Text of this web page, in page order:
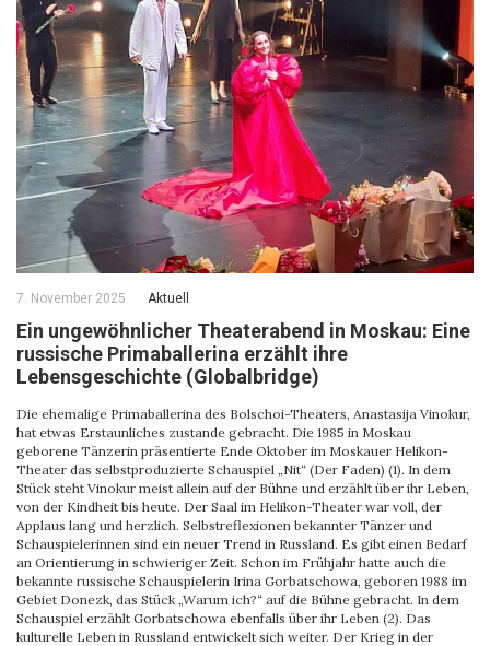
7. November 2025 Aktuell
Ein ungewöhnlicher Theaterabend in Moskau: Eine
russische Primaballerina erzählt ihre
Lebensgeschichte (Globalbridge)
Die ehemalige Primaballerina des Bolschoi-Theaters, Anastasija Vinokur,
hat etwas Erstaunliches zustande gebracht. Die 1985 in Moskau
geborene Tänzerin präsentierte Ende Oktober im Moskauer Helikon-
Theater das selbstproduzierte Schauspiel „Nit“ (Der Faden) (1). In dem
Stück steht Vinokur meist allein auf der Bühne und erzählt über ihr Leben,
von der Kindheit bis heute. Der Saal im Helikon-Theater war voll, der
Applaus lang und herzlich. Selbstreflexionen bekannter Tänzer und
Schauspielerinnen sind ein neuer Trend in Russland. Es gibt einen Bedarf
an Orientierung in schwieriger Zeit. Schon im Frühjahr hatte auch die
bekannte russische Schauspielerin Irina Gorbatschowa, geboren 1988 im
Gebiet Donezk, das Stück „Warum ich?“ auf die Bühne gebracht. In dem
Schauspiel erzählt Gorbatschowa ebenfalls über ihr Leben (2). Das
kulturelle Leben in Russland entwickelt sich weiter. Der Krieg in der